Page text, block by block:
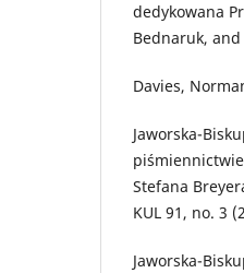
dedykowana
Bednaruk, and
Davies,
Jaworska-
Stefana
KUL 91, no. 3
Jaworska-